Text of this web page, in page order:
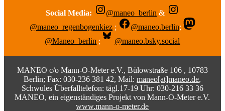
Social Media: @maneo_berlin &
@maneo_regenbogenkiez ; @maneo.berlin;
@Maneo_berlin ; @maneo.bsky.social
MANEO c/o Mann-O-Meter e.V., Bülowstraße 106 , 10783
Berlin; Fax: 030-236 381 42, Mail:maneo[at]maneo.de,
Schwules Überfalltelefon: tägl.17-19 Uhr: 030-216 33 36
MANEO, ein eigenständiges Projekt von Mann-O-Meter e.V.
www.mann-o-meter.de